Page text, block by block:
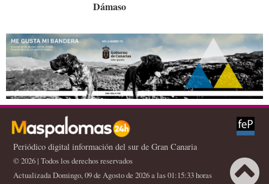
Dámaso
Periódico digital información del sur de Gran Canaria
© 2026 | Todos los derechos reservados
Actualizada Domingo, 09 de Agosto de 2026 a las 01:15:33 horas